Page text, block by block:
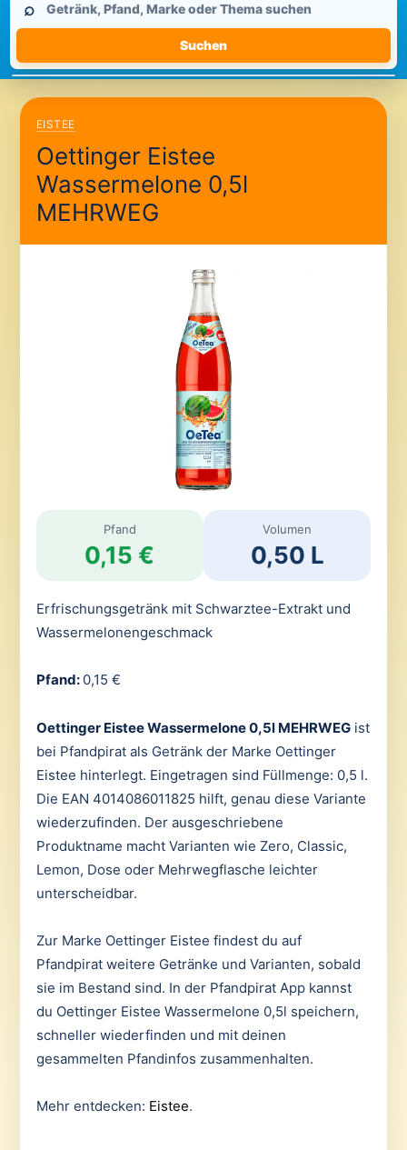
durchsuchen
⌕
Suchen
EISTEE
Oettinger Eistee
Wassermelone 0,5l
MEHRWEG
Pfand
0,15 €
Volumen
0,50 L
Erfrischungsgetränk mit Schwarztee-Extrakt und
Wassermelonengeschmack
Pfand: 0,15 €
Oettinger Eistee Wassermelone 0,5l MEHRWEGist
bei Pfandpirat als Getränk der Marke Oettinger
Eistee hinterlegt. Eingetragen sind Füllmenge: 0,5 l.
Die EAN 4014086011825 hilft, genau diese Variante
wiederzufinden. Der ausgeschriebene
Produktname macht Varianten wie Zero, Classic,
Lemon, Dose oder Mehrwegflasche leichter
unterscheidbar.
Zur Marke Oettinger Eistee findest du auf
Pfandpirat weitere Getränke und Varianten, sobald
sie im Bestand sind. In der Pfandpirat App kannst
du Oettinger Eistee Wassermelone 0,5l speichern,
schneller wiederfinden und mit deinen
gesammelten Pfandinfos zusammenhalten.
Mehr entdecken: Eistee.